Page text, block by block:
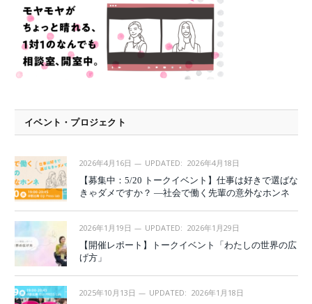
イベント・プロジェクト
2026年4月16日 UPDATED: 2026年4月18日
【募集中：5/20 トークイベント】仕事は好きで選ばな
きゃダメですか？ —社会で働く先輩の意外なホンネ
2026年1月19日 UPDATED: 2026年1月29日
【開催レポート】トークイベント「わたしの世界の広
げ方」
2025年10月13日 UPDATED: 2026年1月18日